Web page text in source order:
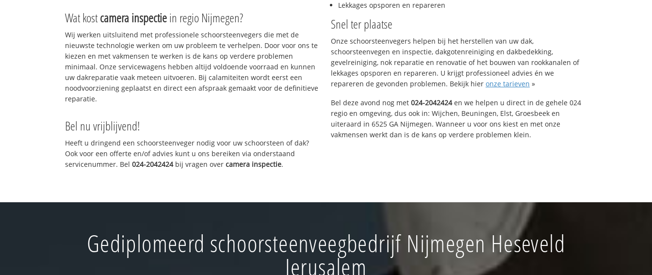
Wat kostcamera inspectiein regio Nijmegen?
Wij werken uitsluitend met professionele schoorsteenvegers die met de
nieuwste technologie werken om uw probleem te verhelpen. Door voor ons te
kiezen en met vakmensen te werken is de kans op verdere problemen
minimaal. Onze servicewagens hebben altijd voldoende voorraad en kunnen
uw dakreparatie vaak meteen uitvoeren. Bij calamiteiten wordt eerst een
noodvoorziening geplaatst en direct een afspraak gemaakt voor de definitieve
reparatie.
Bel nu vrijblijvend!
Heeft u dringend een schoorsteenveger nodig voor uw schoorsteen of dak?
Ook voor een offerte en/of advies kunt u ons bereiken via onderstaand
servicenummer. Bel024-2042424bij vragen overcamera inspectie.
Lekkages opsporen en repareren
Snel ter plaatse
Onze schoorsteenvegers helpen bij het herstellen van uw dak,
schoorsteenvegen en inspectie, dakgotenreiniging en dakbedekking,
gevelreiniging, nok reparatie en renovatie of het bouwen van rookkanalen of
lekkages opsporen en repareren. U krijgt professioneel advies én we
repareren de gevonden problemen. Bekijk hier onze tarieven »
Bel deze avond nog met 024-2042424en we helpen u direct in de gehele 024
regio en omgeving, dus ook in: Wijchen, Beuningen, Elst, Groesbeek en
uiteraard in 6525 GA Nijmegen. Wanneer u voor ons kiest en met onze
vakmensen werkt dan is de kans op verdere problemen klein.
Gediplomeerd schoorsteenveegbedrijf Nijmegen Heseveld
Jerusalem